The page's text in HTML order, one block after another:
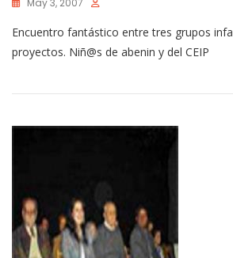
May 3, 2007
Encuentro fantástico entre tres grupos
proyectos. Niñ@s de abenin y del CEIP